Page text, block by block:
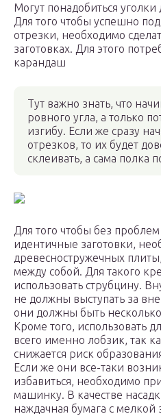
Могут понадобиться
Для того чтобы успешно
отрезки, необходимо
заготовках. Для этого
карандаш
Тут важно знать, что
ровного угла, а только
изгибу. Если же сразу
отрезков, то их будет
склеивать, а сама полка
Для того чтобы без
идентичные заготовки,
древесностружечных
между собой. Для такого
использовать струбцину.
не должны выступать за
они должны быть
Кроме того, использовать
всего именно лобзик, так
снижается риск
Если же они все-таки
избавиться, необходимо
машинку. В качестве
наждачная бумага с мелкой